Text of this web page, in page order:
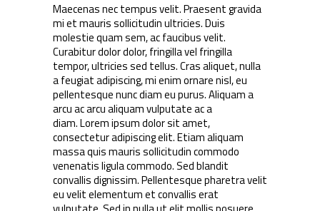
Maecenas nec tempus velit. Praesent gravida
mi et mauris sollicitudin ultricies. Duis
molestie quam sem, ac faucibus velit.
Curabitur dolor dolor, fringilla vel fringilla
tempor, ultricies sed tellus. Cras aliquet, nulla
a feugiat adipiscing, mi enim ornare nisl, eu
pellentesque nunc diam eu purus. Aliquam a
arcu ac arcu aliquam vulputate ac a
diam. Lorem ipsum dolor sit amet,
consectetur adipiscing elit. Etiam aliquam
massa quis mauris sollicitudin commodo
venenatis ligula commodo. Sed blandit
convallis dignissim. Pellentesque pharetra velit
eu velit elementum et convallis erat